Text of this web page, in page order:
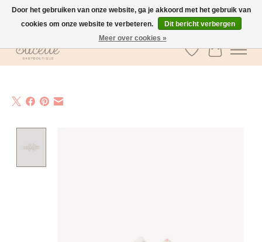
GRATIS verzending vanaf €100 in België
Verlanglijst
Door het gebruiken van onze website, ga je akkoord met het gebruik van
cookies om onze website te verbeteren.
Dit bericht verbergen
Meer over cookies »